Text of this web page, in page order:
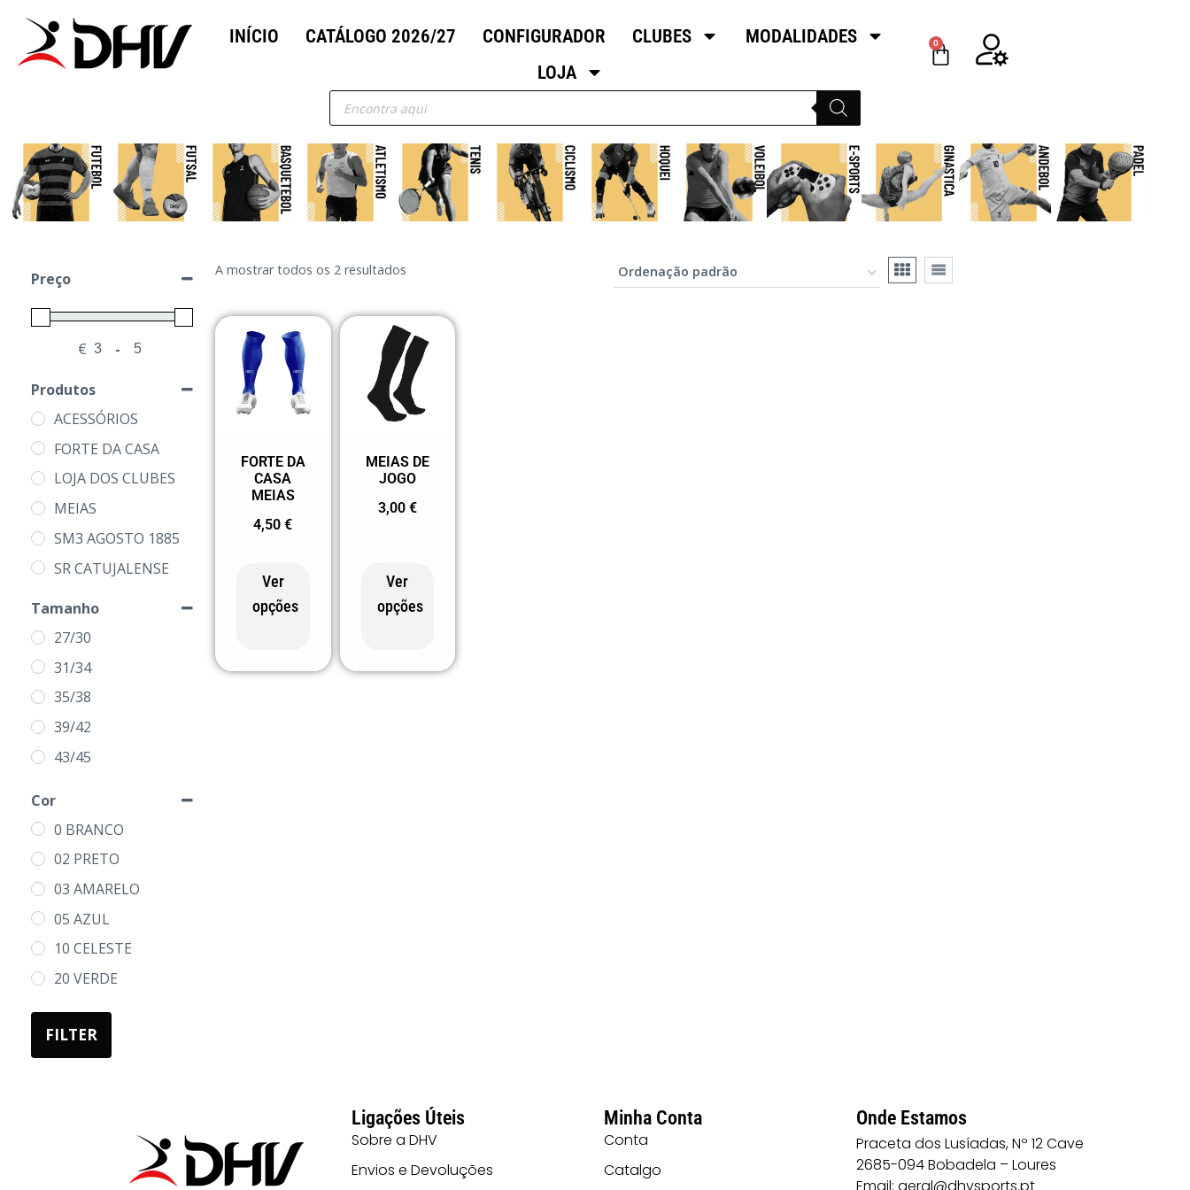
INÍCIO CATÁLOGO 2026/27 CONFIGURADOR CLUBES
MODALIDADES
LOJA
0
Preço
€ -
Produtos
ACESSÓRIOS
FORTE DA CASA
LOJA DOS CLUBES
MEIAS
SM3 AGOSTO 1885
SR CATUJALENSE
Tamanho
27/30
31/34
35/38
39/42
43/45
Cor
0 BRANCO
02 PRETO
03 AMARELO
05 AZUL
10 CELESTE
20 VERDE
31 LARANJA
47 CINZA
FILTER
A mostrar todos os 2 resultados
FORTE DA
CASA
MEIAS
4,50€
Ver
opções
MEIAS DE
JOGO
3,00 €
Ver
opções
Ligações Úteis
Sobre a DHV
Envios e Devoluções
Minha Conta
Conta
Catalgo
Onde Estamos
Praceta dos Lusíadas, Nº 12 Cave
2685-094 Bobadela – Loures